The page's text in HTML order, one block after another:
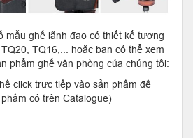
mẫu ghế lãnh đạo có thiết kế tương
TQ16,... hoặc bạn có thể xem
phẩm ghế văn phòng của chúng tôi:
click trực tiếp vào sản phẩm để
có trên Catalogue)